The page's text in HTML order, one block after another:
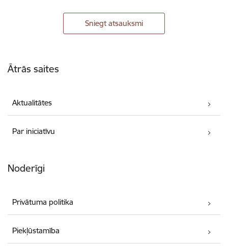
Sniegt atsauksmi
Ātrās saites
Aktualitātes
Par iniciatīvu
Noderīgi
Privātuma politika
Piekļūstamība